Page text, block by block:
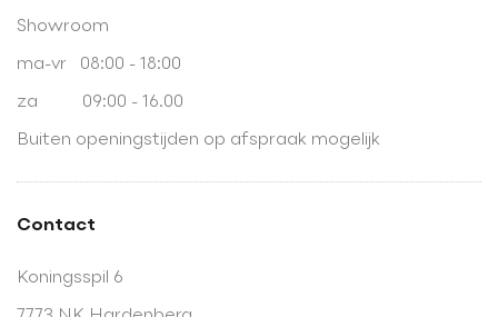
Showroom
ma-vr 08:00 - 18:00
za 09:00 - 16.00
Buiten openingstijden op afspraak mogelijk
Contact
Koningsspil 6